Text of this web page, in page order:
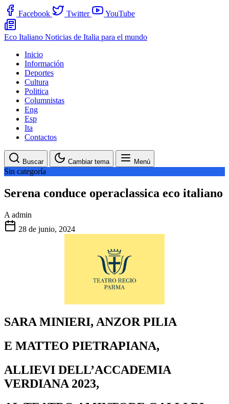
Facebook Twitter YouTube
Eco Italiano Noticias de Italia para el mundo
Inicio
Información
Deportes
Cultura
Politica
Columnistas
Eng
Esp
Ita
Contactos
Buscar Cambiar tema Menú
Sin categoría
Serena conduce operaclassica eco italiano
A admin
28 de junio, 2024
SARA MINIERI, ANZOR PILIA
E MATTEO PIETRAPIANA,
ALLIEVI DELL’ACCADEMIA
VERDIANA 2023,